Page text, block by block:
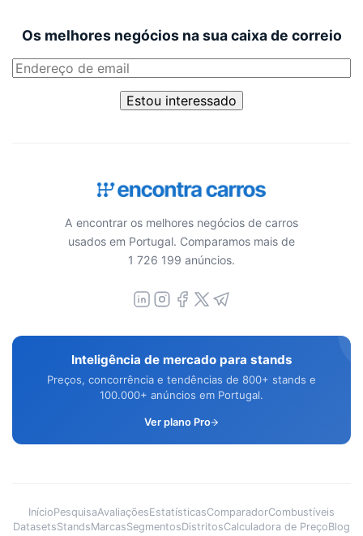
Os melhores negócios na sua caixa de correio
Estou interessado
A encontrar os melhores negócios de carros
usados em Portugal. Comparamos mais de
1 726 199 anúncios.
Inteligência de mercado para stands
Preços, concorrência e tendências de 800+ stands e
100.000+ anúncios em Portugal.
Ver plano Pro
InícioPesquisaAvaliaçõesEstatísticasComparadorCombustíveis
DatasetsStandsMarcasSegmentosDistritosCalculadora de PreçoBlog